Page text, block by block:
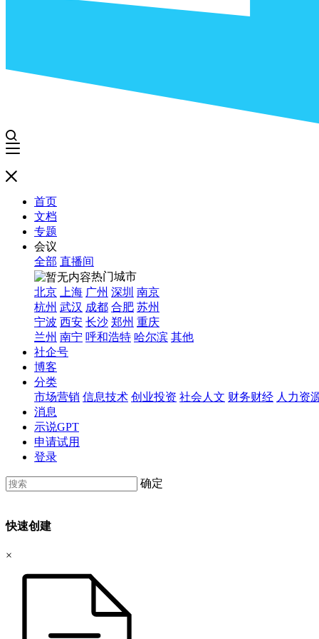
首页
文档
专题
会议
全部 直播间
热门城市
北京
上海 广州 深圳 南京
杭州 武汉 成都 合肥 苏州
宁波 西安 长沙 郑州 重庆
兰州 南宁 呼和浩特 哈尔滨 其他
社企号
博客
分类
市场营销 信息技术 创业投资 社会人文 财务财经 人力资
消息
示说GPT
申请试用
登录
确定
快速创建
×